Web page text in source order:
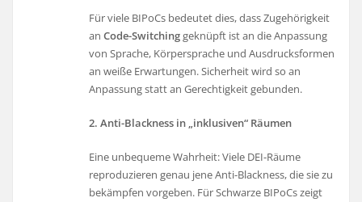
Für viele BIPoCs bedeutet dies, dass Zugehörigkeit
anCode-Switchinggeknüpft ist an die Anpassung
von Sprache, Körpersprache und Ausdrucksformen
an weiße Erwartungen. Sicherheit wird so an
Anpassung statt an Gerechtigkeit gebunden.
2. Anti-Blackness in „inklusiven“ Räumen
Eine unbequeme Wahrheit: Viele DEI-Räume
reproduzieren genau jene Anti-Blackness, die sie zu
bekämpfen vorgeben. Für Schwarze BIPoCs zeigt